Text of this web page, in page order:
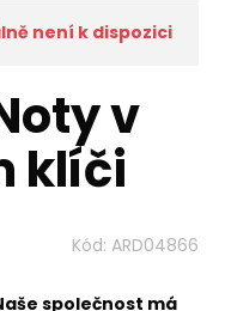
není k dispozici
v
klíči
Kód: ARD04866
společnost má